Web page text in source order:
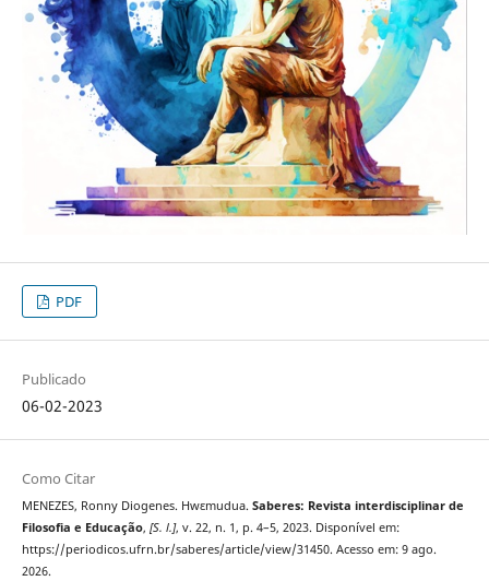
PDF
Publicado
06-02-2023
Como Citar
MENEZES, Ronny Diogenes. Hwɛmudua. Saberes: Revista interdisciplinar de
Filosofia e Educação, [S. l.], v. 22, n. 1, p. 4–5, 2023. Disponível em:
https://periodicos.ufrn.br/saberes/article/view/31450. Acesso em: 9 ago.
2026.